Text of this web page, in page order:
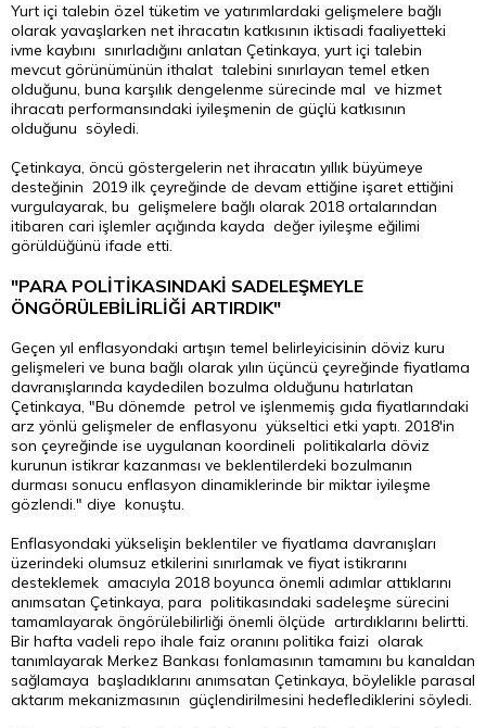
Yurt içi talebin özel tüketim ve yatırımlardaki gelişmelere bağlı
olarak yavaşlarken net ihracatın katkısının iktisadi faaliyetteki
ivme kaybını sınırladığını anlatan Çetinkaya, yurt içi talebin
mevcut görünümünün ithalat talebini sınırlayan temel etken
olduğunu, buna karşılık dengelenme sürecinde mal ve hizmet
ihracatı performansındaki iyileşmenin de güçlü katkısının
olduğunu söyledi.
Çetinkaya, öncü göstergelerin net ihracatın yıllık büyümeye
desteğinin 2019 ilk çeyreğinde de devam ettiğine işaret ettiğini
vurgulayarak, bu gelişmelere bağlı olarak 2018 ortalarından
itibaren cari işlemler açığında kayda değer iyileşme eğilimi
görüldüğünü ifade etti.
"PARA POLİTİKASINDAKİ SADELEŞMEYLE
ÖNGÖRÜLEBİLİRLİĞİ ARTIRDIK"
Geçen yıl enflasyondaki artışın temel belirleyicisinin döviz kuru
gelişmeleri ve buna bağlı olarak yılın üçüncü çeyreğinde fiyatlama
davranışlarında kaydedilen bozulma olduğunu hatırlatan
Çetinkaya, "Bu dönemde petrol ve işlenmemiş gıda fiyatlarındaki
arz yönlü gelişmeler de enflasyonu yükseltici etki yaptı. 2018'in
son çeyreğinde ise uygulanan koordineli politikalarla döviz
kurunun istikrar kazanması ve beklentilerdeki bozulmanın
durması sonucu enflasyon dinamiklerinde bir miktar iyileşme
gözlendi." diye konuştu.
Enflasyondaki yükselişin beklentiler ve fiyatlama davranışları
üzerindeki olumsuz etkilerini sınırlamak ve fiyat istikrarını
desteklemek amacıyla 2018 boyunca önemli adımlar attıklarını
anımsatan Çetinkaya, para politikasındaki sadeleşme sürecini
tamamlayarak öngörülebilirliği önemli ölçüde artırdıklarını belirtti.
Bir hafta vadeli repo ihale faiz oranını politika faizi olarak
tanımlayarak Merkez Bankası fonlamasının tamamını bu kanaldan
sağlamaya başladıklarını anımsatan Çetinkaya, böylelikle parasal
aktarım mekanizmasının güçlendirilmesini hedeflediklerini söyledi.